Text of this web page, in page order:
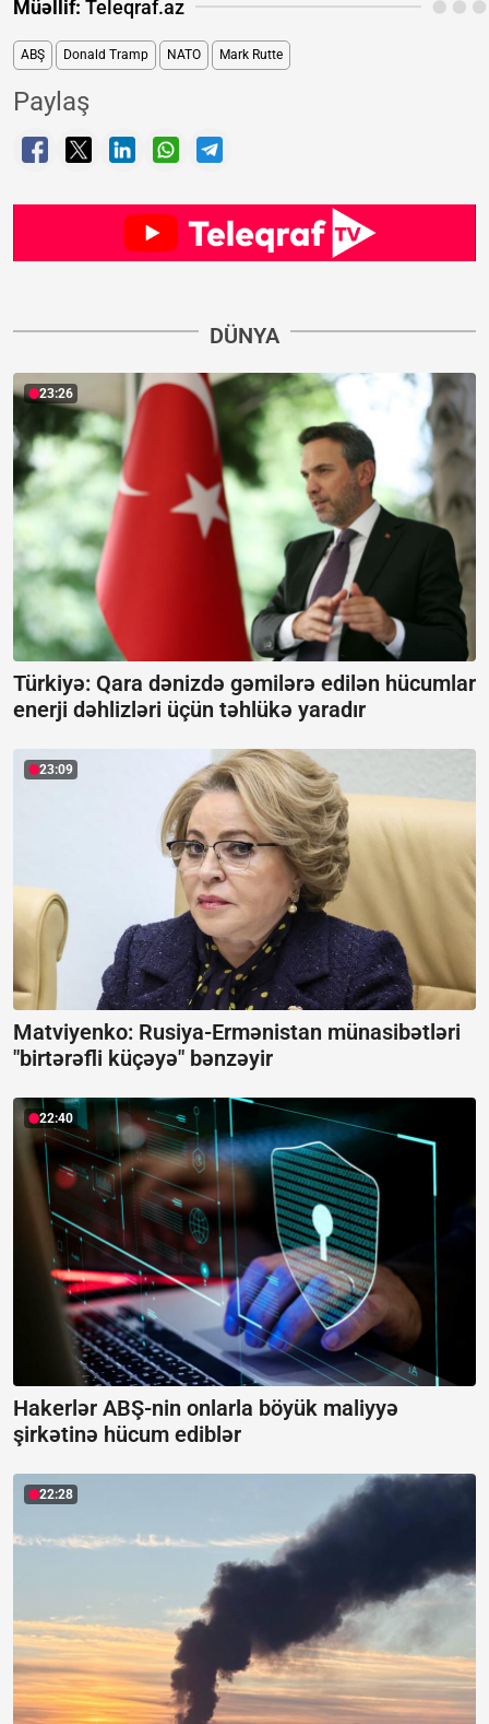
Müəllif: Teleqraf.az
ABŞ Donald Tramp NATO Mark Rutte
Paylaş
DÜNYA
23:26
Türkiyə: Qara dənizdə gəmilərə edilən hücumlar
enerji dəhlizləri üçün təhlükə yaradır
23:09
Matviyenko: Rusiya-Ermənistan münasibətləri
"birtərəfli küçəyə" bənzəyir
22:40
Hakerlər ABŞ-nin onlarla böyük maliyyə
şirkətinə hücum ediblər
22:28